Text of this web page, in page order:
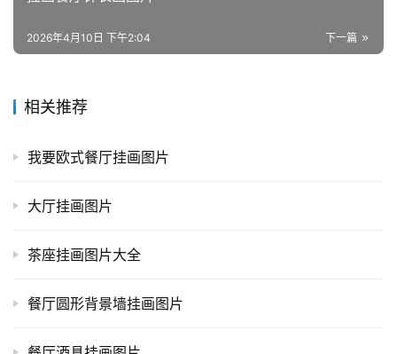
下一篇
2026年4月10日 下午2:04
相关推荐
我要欧式餐厅挂画图片
大厅挂画图片
茶座挂画图片大全
餐厅圆形背景墙挂画图片